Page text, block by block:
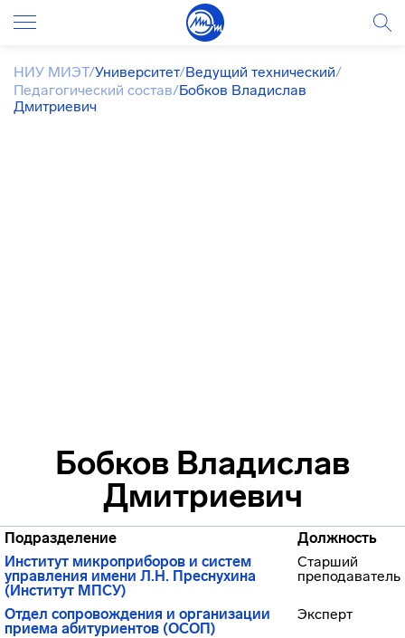
НИУ МИЭТ/Университет/Ведущий технический/
Педагогический состав/Бобков Владислав
Дмитриевич
Бобков Владислав
Дмитриевич
Подразделение
Должность
Институт микроприборов и систем
управления имени Л.Н. Преснухина
(Институт МПСУ)
Старший
преподаватель
Отдел сопровождения и организации
приема абитуриентов (ОСОП)
Эксперт